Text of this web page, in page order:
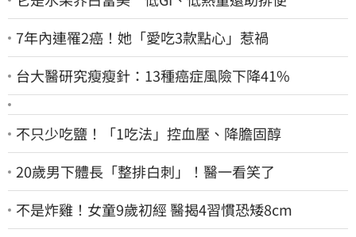
7年內連罹2癌！她「愛吃3款點心」惹禍
台大醫研究瘦瘦針：13種癌症風險下降41%
不只少吃鹽！「1吃法」控血壓、降膽固醇
20歲男下體長「整排白刺」！醫一看笑了
不是炸雞！女童9歲初經 醫揭4習慣恐矮8cm